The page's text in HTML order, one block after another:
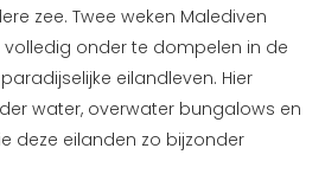
zee. Twee weken Malediven
onder te dompelen in de
eilandleven. Hier
water, overwater bungalows en
deze eilanden zo bijzonder